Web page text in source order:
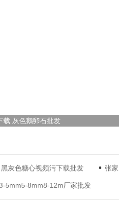
载 灰色鹅卵石批发
灰色糖心视频污下载批发 张
5mm5-8mm8-12m厂家批发